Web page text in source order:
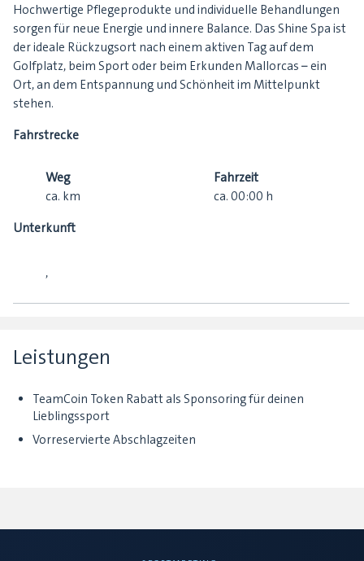
Hochwertige Pflegeprodukte und individuelle Behandlungen
sorgen für neue Energie und innere Balance. Das Shine Spa ist
der ideale Rückzugsort nach einem aktiven Tag auf dem
Golfplatz, beim Sport oder beim Erkunden Mallorcas – ein
Ort, an dem Entspannung und Schönheit im Mittelpunkt
stehen.
Fahrstrecke
Weg
ca. km
Fahrzeit
ca. 00:00 h
Unterkunft
,
Leistungen
TeamCoin Token Rabatt als Sponsoring für deinen
Lieblingssport
Vorreservierte Abschlagzeiten